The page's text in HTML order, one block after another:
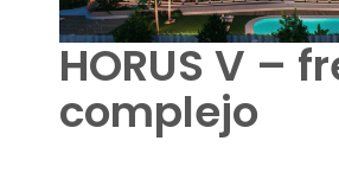
HORUS V –
complejo